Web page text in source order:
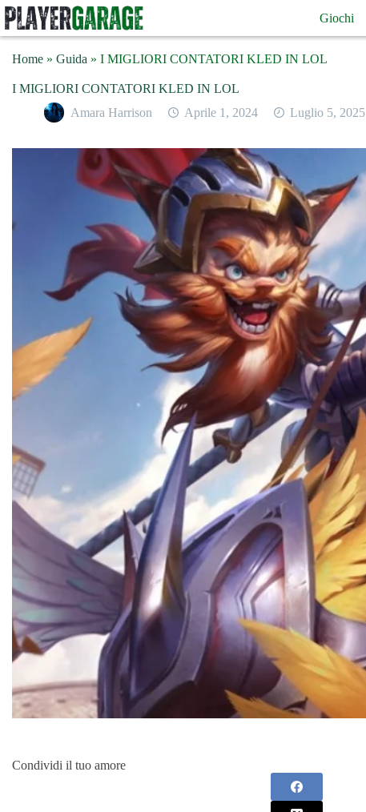
Salta
al
contenuto
Giochi
Home » Guida » I MIGLIORI CONTATORI KLED IN LOL
I MIGLIORI CONTATORI KLED IN LOL
Amara Harrison
Aprile 1, 2024 Luglio 5, 2025
Condividi il tuo amore